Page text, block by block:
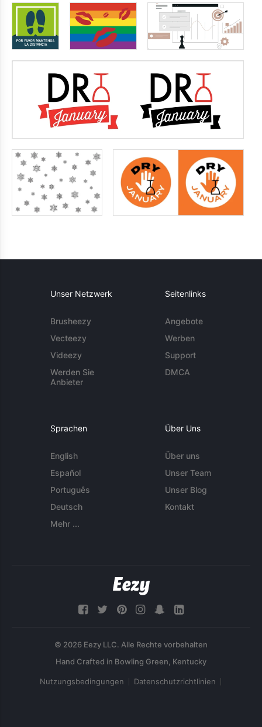
Unser Netzwerk
Brusheezy
Vecteezy
Videezy
Werden Sie
Anbieter
Seitenlinks
Angebote
Werben
Support
DMCA
Sprachen
English
Español
Português
Deutsch
Mehr ...
Über Uns
Über uns
Unser Team
Unser Blog
Kontakt
© 2026 Eezy LLC. Alle Rechte vorbehalten
Nutzungsbedingungen Datenschutzrichtlinien